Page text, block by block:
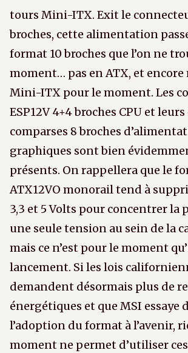
tours Mini-ITX. Exit le
broches, cette alimentation
format 10 broches que l’on ne
moment… pas en ATX, et encore
Mini-ITX pour le moment. Les
ESP12V 4+4 broches CPU et
comparses 8 broches
graphiques sont bien
présents. On rappellera que le
ATX12VO monorail tend à
3,3 et 5 Volts pour concentrer la
une seule tension au sein de la
mais ce n’est pour le moment
lancement. Si les lois
demandent désormais plus de
énergétiques et que MSI essaye
l’adoption du format à l’avenir,
moment ne permet d’utiliser